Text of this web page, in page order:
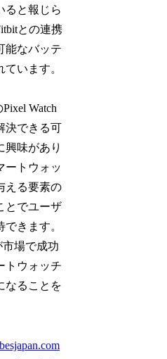
ると報じら
との連携
能なバッテ
います。
Watch
決できる可
興味があり
ートウォッ
える要素の
とでユーザ
きます。
市場で成功
トウォッチ
なることを